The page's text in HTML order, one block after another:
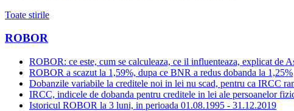
Toate stirile
ROBOR
ROBOR: ce este, cum se calculeaza, ce il influenteaza, explicat de
ROBOR a scazut la 1,59%, dupa ce BNR a redus dobanda la 1,25%
Dobanzile variabile la creditele noi in lei nu scad, pentru ca IRCC
IRCC, indicele de dobanda pentru creditele in lei ale persoanelor
Istoricul ROBOR la 3 luni, in perioada 01.08.1995 - 31.12.2019